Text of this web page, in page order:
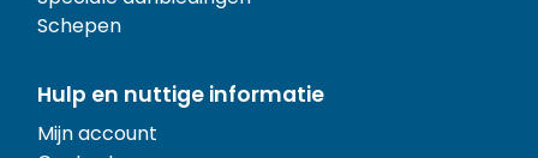
Schepen
Hulp en nuttige informatie
Mijn account